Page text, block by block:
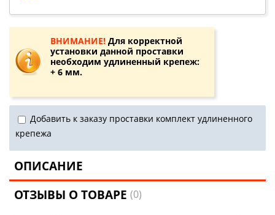
ВНИМАНИЕ! Для корректной
установки данной проставки
необходим удлиненный крепеж:
+ 6 мм.
Добавить к заказу проставки комплект удлиненного
крепежа
ОПИСАНИЕ
ОТЗЫВЫ О ТОВАРЕ(0)